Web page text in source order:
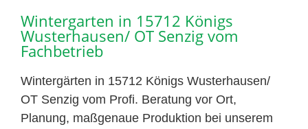
Wintergarten in 15712 Königs
Wusterhausen/ OT Senzig vom
Fachbetrieb
Wintergärten in 15712 Königs Wusterhausen/
OT Senzig vom Profi. Beratung vor Ort,
Planung, maßgenaue Produktion bei unserem